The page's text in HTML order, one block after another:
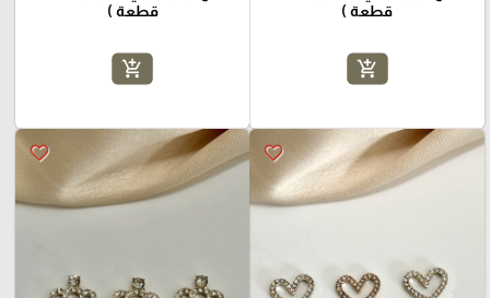
قطعة )
add_shopping_cart
قطعة )
add_shopping_cart
favorite_border
favorite_border